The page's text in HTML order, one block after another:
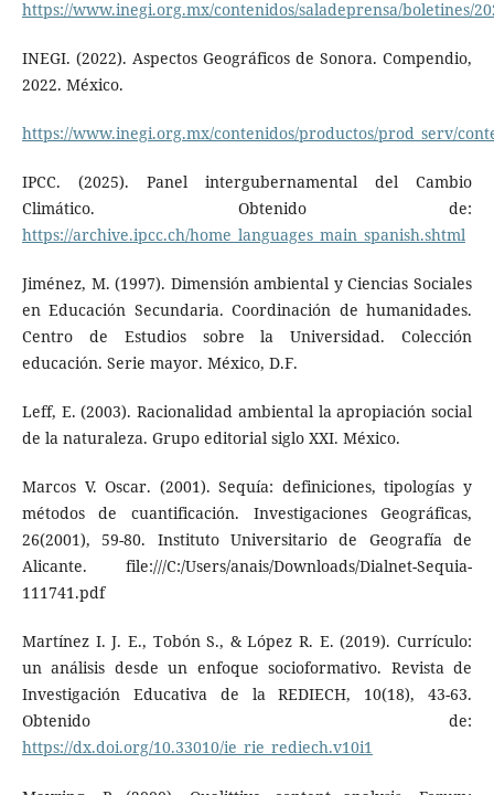
https://www.inegi.org.mx/contenidos/saladeprensa/boletines/
INEGI. (2022). Aspectos Geográficos de Sonora. Compendio,
2022. México.
https://www.inegi.org.mx/contenidos/productos/prod_serv/
IPCC. (2025). Panel intergubernamental del Cambio
Climático. Obtenido de:
https://archive.ipcc.ch/home_languages_main_spanish.shtml
Jiménez, M. (1997). Dimensión ambiental y Ciencias Sociales
en Educación Secundaria. Coordinación de humanidades.
Centro de Estudios sobre la Universidad. Colección
educación. Serie mayor. México, D.F.
Leff, E. (2003). Racionalidad ambiental la apropiación social
de la naturaleza. Grupo editorial siglo XXI. México.
Marcos V. Oscar. (2001). Sequía: definiciones, tipologías y
métodos de cuantificación. Investigaciones Geográficas,
26(2001), 59-80. Instituto Universitario de Geografía de
Alicante. file:///C:/Users/anais/Downloads/Dialnet-Sequia-
111741.pdf
Martínez I. J. E., Tobón S., & López R. E. (2019). Currículo:
un análisis desde un enfoque socioformativo. Revista de
Investigación Educativa de la REDIECH, 10(18), 43-63.
Obtenido de:
https://dx.doi.org/10.33010/ie_rie_rediech.v10i1